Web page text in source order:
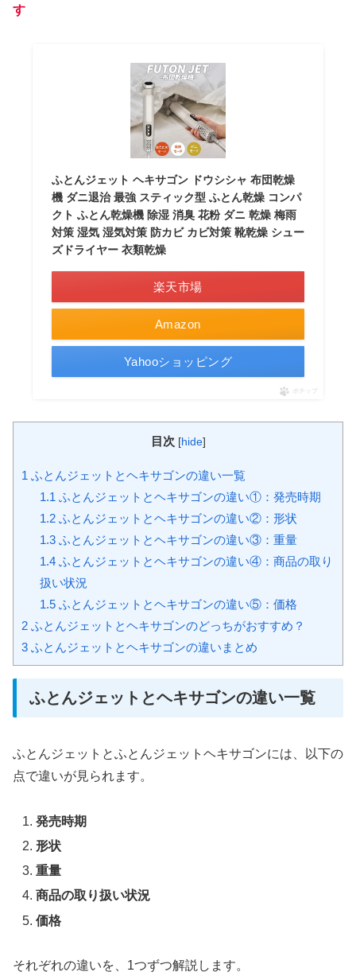
す
ふとんジェット ヘキサゴン ドウシシャ 布団乾燥
機 ダニ退治 最強 スティック型 ふとん乾燥 コンパ
クト ふとん乾燥機 除湿 消臭 花粉 ダニ 乾燥 梅雨
対策 湿気 湿気対策 防カビ カビ対策 靴乾燥 シュー
ズドライヤー 衣類乾燥
Amazon
楽天市場
Yahooショッピング
ポチップ
目次 [hide]
1 ふとんジェットとヘキサゴンの違い一覧
1.1 ふとんジェットとヘキサゴンの違い①：発売時期
1.2ふとんジェットとヘキサゴンの違い②：形状
1.3ふとんジェットとヘキサゴンの違い③：重量
1.4ふとんジェットとヘキサゴンの違い④：商品の取り
扱い状況
1.5ふとんジェットとヘキサゴンの違い⑤：価格
2 ふとんジェットとヘキサゴンのどっちがおすすめ？
3 ふとんジェットとヘキサゴンの違いまとめ
ふとんジェットとヘキサゴンの違い一覧
ふとんジェットとふとんジェットヘキサゴンには、以下の
点で違いが見られます。
発売時期
形状
重量
商品の取り扱い状況
価格
それぞれの違いを、1つずつ解説します。